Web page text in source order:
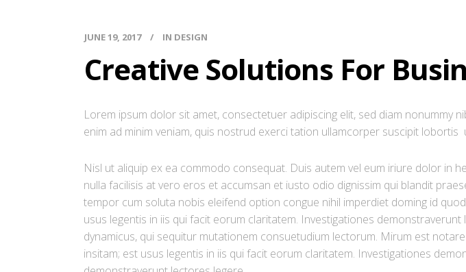
JUNE 19, 2017 IN DESIGN
Creative Solutions For
Lorem ipsum dolor sit amet, consectetuer adipiscing elit, sed diam
enim ad minim veniam, quis nostrud exerci tation ullamcorper suscipit
Nisl ut aliquip ex ea commodo consequat. Duis autem vel eum iriure dolor in
nulla facilisis at vero eros et accumsan et iusto odio dignissim qui blandit
tempor cum soluta nobis eleifend option congue nihil imperdiet doming id
usus legentis in iis qui facit eorum claritatem. Investigationes
dynamicus, qui sequitur mutationem consuetudium lectorum. Mirum est
insitam; est usus legentis in iis qui facit eorum claritatem. Investigationes